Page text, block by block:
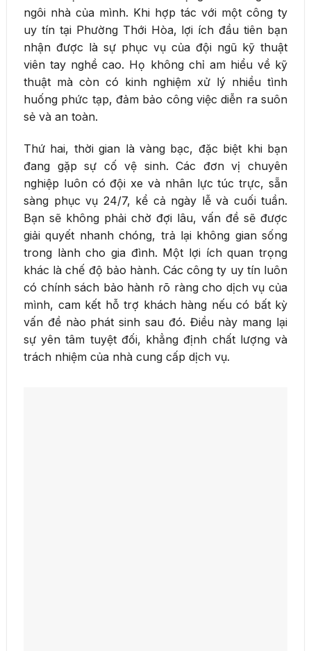
ngôi nhà của mình. Khi hợp tác với một công ty
uy tín tại Phường Thới Hòa, lợi ích đầu tiên bạn
nhận được là sự phục vụ của đội ngũ kỹ thuật
viên tay nghề cao. Họ không chỉ am hiểu về kỹ
thuật mà còn có kinh nghiệm xử lý nhiều tình
huống phức tạp, đảm bảo công việc diễn ra suôn
sẻ và an toàn.
Thứ hai, thời gian là vàng bạc, đặc biệt khi bạn
đang gặp sự cố vệ sinh. Các đơn vị chuyên
nghiệp luôn có đội xe và nhân lực túc trực, sẵn
sàng phục vụ 24/7, kể cả ngày lễ và cuối tuần.
Bạn sẽ không phải chờ đợi lâu, vấn đề sẽ được
giải quyết nhanh chóng, trả lại không gian sống
trong lành cho gia đình. Một lợi ích quan trọng
khác là chế độ bảo hành. Các công ty uy tín luôn
có chính sách bảo hành rõ ràng cho dịch vụ của
mình, cam kết hỗ trợ khách hàng nếu có bất kỳ
vấn đề nào phát sinh sau đó. Điều này mang lại
sự yên tâm tuyệt đối, khẳng định chất lượng và
trách nhiệm của nhà cung cấp dịch vụ.